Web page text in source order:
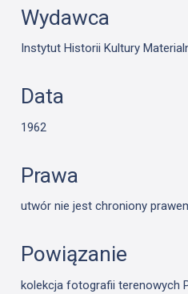
Wydawca
Instytut Historii Kultury
Data
1962
Prawa
utwór nie jest chroniony
Powiązanie
kolekcja fotografii terenowych